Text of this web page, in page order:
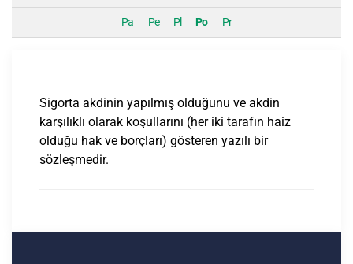
Pa Pe Pl Po Pr
Sigorta akdinin yapılmış olduğunu ve akdin
karşılıklı olarak koşullarını (her iki tarafın haiz
olduğu hak ve borçları) gösteren yazılı bir
sözleşmedir.